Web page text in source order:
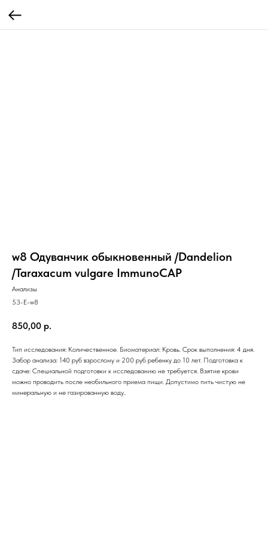
w8 Одуванчик обыкновенный /Dandelion
/Taraxacum vulgare ImmunoCAP
Анализы
53-E-w8
850,00 р.
Тип исследования: Количественное. Биоматериал: Кровь. Срок выполнения: 4 дня.
Забор анализа: 140 руб взрослому и 200 руб ребенку до 10 лет. Подготовка к
сдаче: Специальной подготовки к исследованию не требуется. Взятие крови
можно проводить после необильного приема пищи. Допустимо пить чистую не
минеральную и не газированную воду..